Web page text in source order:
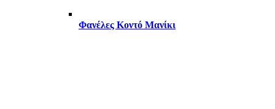
Φανέλες Κοντό Μανίκι